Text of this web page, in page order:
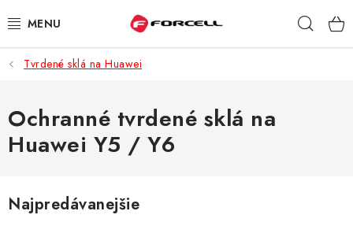
na
PUZDRÁ A OBALY
TVRDENÉ SKLÁ
DÁTOVÉ KÁBLE
Tvrdené sklá na Huawei
Ochranné tvrdené sklá na
Huawei Y5 / Y6
Najpredávanejšie